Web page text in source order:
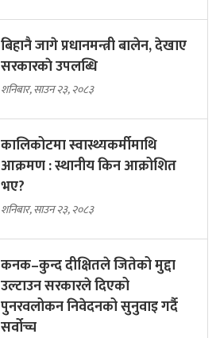
बिहानै जागे प्रधानमन्त्री बालेन, देखाए
सरकारकाे उपलब्धि
शनिबार, साउन २३, २०८३
कालिकोटमा स्वास्थ्यकर्मीमाथि
आक्रमण : स्थानीय किन आक्रोशित
भए?
शनिबार, साउन २३, २०८३
कनक–कुन्द दीक्षितले जितेको मुद्दा
उल्टाउन सरकारले दिएको
पुनरवलोकन निवेदनको सुनुवाइ गर्दै
सर्वोच्च